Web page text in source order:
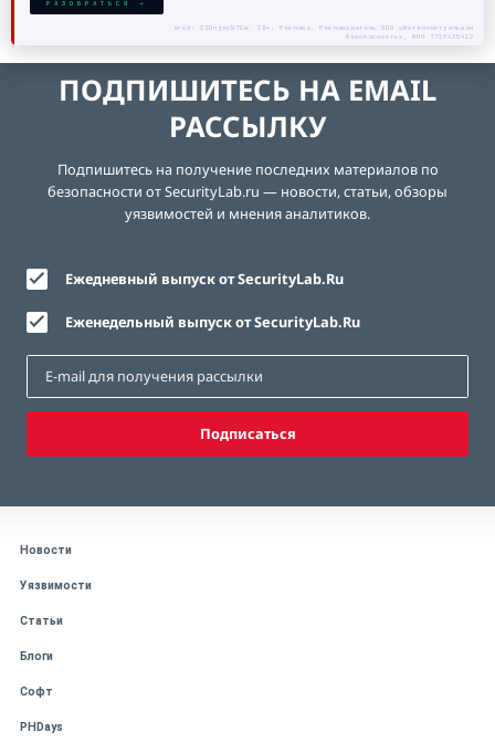
РАЗОБРАТЬСЯ →
erid: 2SDnjecN7Gw. 18+. Реклама. Рекламодатель ООО «Интеллектуальная
безопасность», ИНН 7719435412
ПОДПИШИТЕСЬ НА EMAIL
РАССЫЛКУ
Подпишитесь на получение последних материалов по
безопасности от SecurityLab.ru — новости, статьи, обзоры
уязвимостей и мнения аналитиков.
Ежедневный выпуск от SecurityLab.Ru
Еженедельный выпуск от SecurityLab.Ru
Подписаться
Новости
Уязвимости
Статьи
Блоги
Софт
PHDays